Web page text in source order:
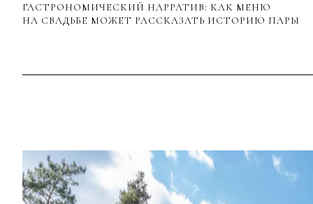
ГАСТРОНОМИЧЕСКИЙ НАРРАТИВ: КАК МЕНЮ
НА СВАДЬБЕ МОЖЕТ РАССКАЗАТЬ ИСТОРИЮ ПАРЫ